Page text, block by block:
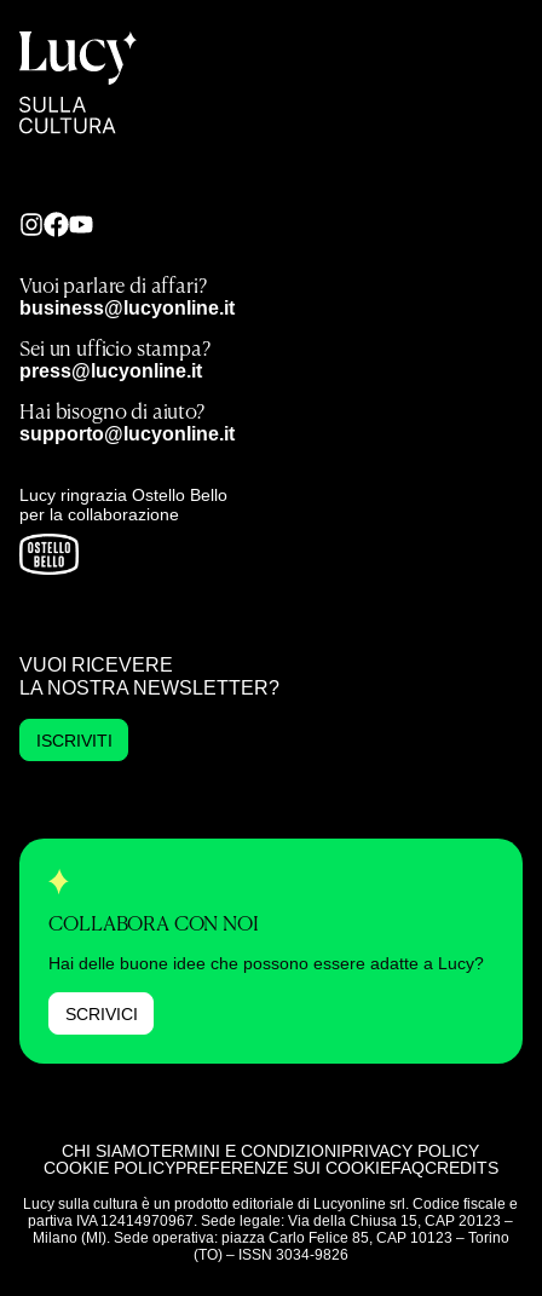
Vuoi parlare di affari?
business@lucyonline.it
Sei un ufficio stampa?
press@lucyonline.it
Hai bisogno di aiuto?
supporto@lucyonline.it
Lucy ringrazia Ostello Bello
per la collaborazione
VUOI RICEVERE
LA NOSTRA NEWSLETTER?
ISCRIVITI
COLLABORA CON NOI
Hai delle buone idee che possono essere adatte a Lucy?
SCRIVICI
CHI SIAMOTERMINI E CONDIZIONIPRIVACY POLICY
COOKIE POLICYPREFERENZE SUI COOKIEFAQCREDITS
Lucy sulla cultura è un prodotto editoriale di Lucyonline srl. Codice fiscale e
partiva IVA 12414970967. Sede legale: Via della Chiusa 15, CAP 20123 –
Milano (MI). Sede operativa: piazza Carlo Felice 85, CAP 10123 – Torino
(TO) – ISSN 3034-9826